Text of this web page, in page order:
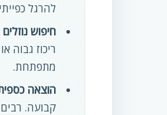
להרגל
חיפוש
ריכוז גבוה
מתפתחת.
הוצאה
קבועה.